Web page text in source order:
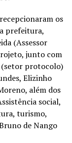
os
prefeitura,
(Assessor
junto com
(setor protocolo)
Elizinho
além dos
social,
turismo,
de Nango